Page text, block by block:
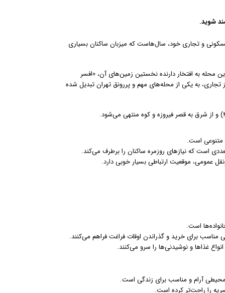
شوید.
و تجاری خود، سال‌هاست که میزبان ساکنان بسیاری
به افتخار دارنده نخستین زمین‌های آن، «افسر
به یکی از محله‌های مهم و پررونق تهران تبدیل شده
متنوعی است.
است که نیازهای روزمره ساکنان را برطرف می‌کند.
عمومی، موقعیت ارتباطی بسیار خوبی دارد.
است.
مناسب برای خرید و گذراندن اوقات فراغت فراهم می‌کنند.
غذاها و نوشیدنی‌ها را سرو می‌کنند.
آرام و مناسب برای زندگی است.
را راحت‌تر کرده است.